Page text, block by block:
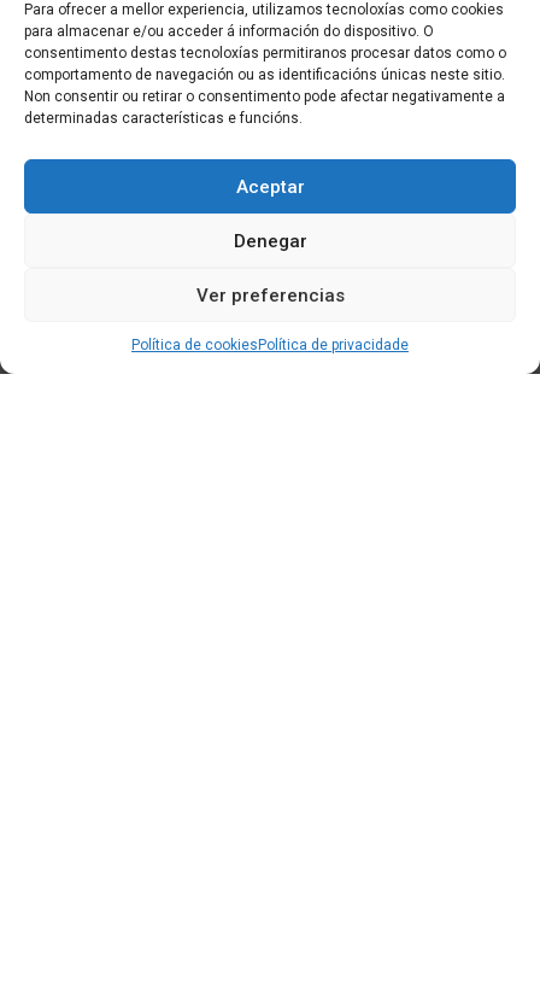
Para ofrecer a mellor experiencia, utilizamos tecnoloxías como cookies
para almacenar e/ou acceder á información do dispositivo. O
consentimento destas tecnoloxías permitiranos procesar datos como o
comportamento de navegación ou as identificacións únicas neste sitio.
Non consentir ou retirar o consentimento pode afectar negativamente a
determinadas características e funcións.
Aceptar
Denegar
Ver preferencias
Política de cookies Política de privacidade